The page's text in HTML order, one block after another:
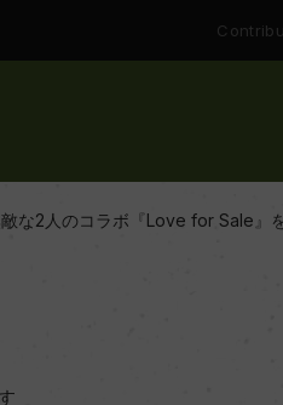
な2人のコラボ『Love for Sale』